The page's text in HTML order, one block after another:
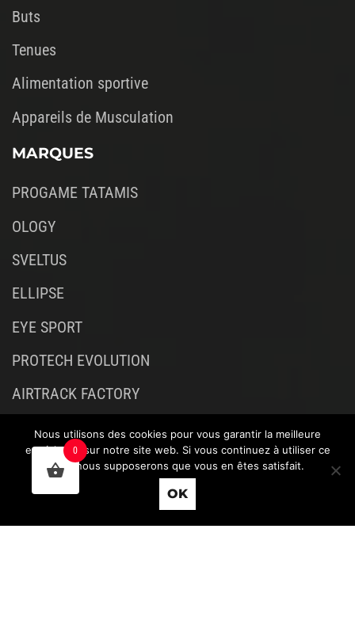
Buts
Tenues
Alimentation sportive
Appareils de Musculation
MARQUES
PROGAME TATAMIS
OLOGY
SVELTUS
ELLIPSE
EYE SPORT
PROTECH EVOLUTION
AIRTRACK FACTORY
BLOG|HAINAUT NAMUR
0
Nous utilisons des cookies pour vous garantir la meilleure
expérience sur notre site web. Si vous continuez à utiliser ce
site, nous supposerons que vous en êtes satisfait.
OK